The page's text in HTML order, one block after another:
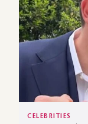
CELEBRITIES